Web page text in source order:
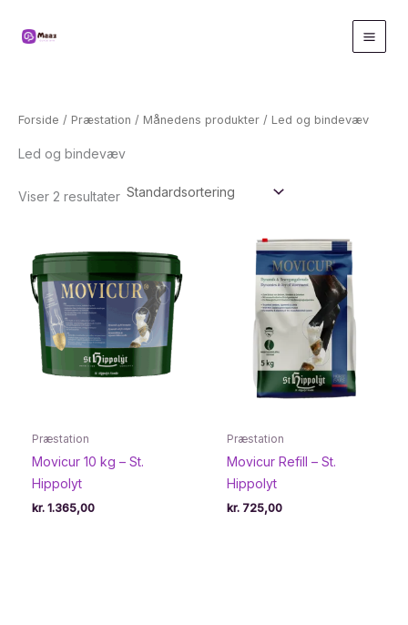
Forside / Præstation / Månedens produkter / Led og bindevæv
Led og bindevæv
Viser 2 resultater
Præstation
Movicur 10 kg – St.
Hippolyt
kr. 1.365,00
Præstation
Movicur Refill – St.
Hippolyt
kr. 725,00